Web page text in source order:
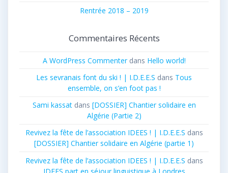
Rentrée 2018 – 2019
Commentaires Récents
A WordPress Commenterdans Hello world!
Les sevranais font du ski ! | I.D.E.E.S dans Tous
ensemble, on s’en foot pas !
Sami kassatdans [DOSSIER] Chantier solidaire en
Algérie (Partie 2)
Revivez la fête de l’association IDEES ! | I.D.E.E.S dans
[DOSSIER] Chantier solidaire en Algérie (partie 1)
Revivez la fête de l’association IDEES ! | I.D.E.E.S dans
IDEES part en séjour linguistique à Londres